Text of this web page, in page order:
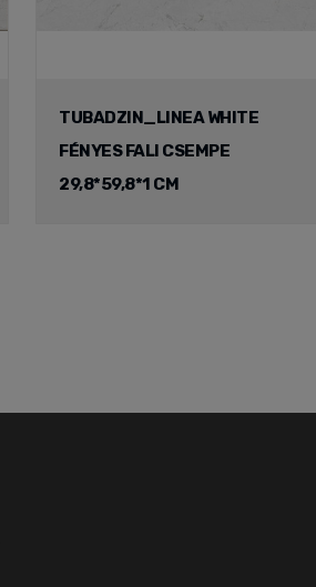
TUBADZIN_LINEA WHITE
FÉNYES FALI CSEMPE
29,8*59,8*1 CM